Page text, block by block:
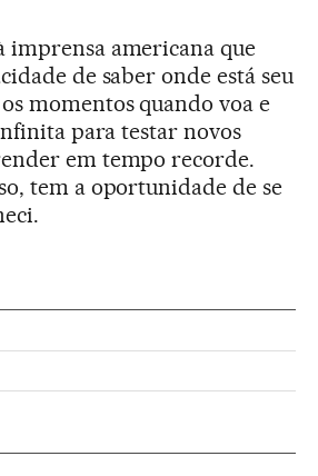
imprensa americana que
de saber onde está seu
momentos quando voa e
para testar novos
em tempo recorde.
tem a oportunidade de se
en Instagram
Brasil en Twitter
País Brasil en Facebook